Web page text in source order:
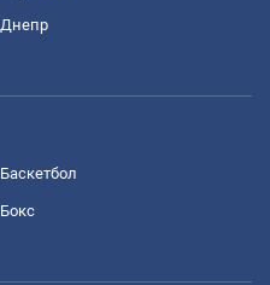
Днепр
Баскетбол
Бокс